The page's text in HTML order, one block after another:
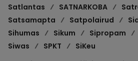
Satlantas
SATNARKOBA
Satsamapta
Satpolairud
Sihumas
Sikum Sipropam
Siwas
SPKT
SiKeu